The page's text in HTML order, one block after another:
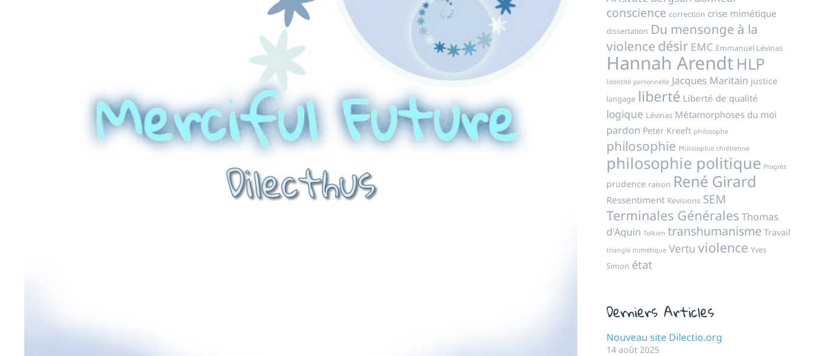
conscience correction crise mimétique
dissertation Du mensonge à la
violence désir EMC Emmanuel Lévinas
Hannah Arendt HLP
Identité personnelle Jacques Maritain justice
langage liberté Liberté de qualité
logique Lévinas Métamorphoses du moi
pardon Peter Kreeft philosophe
philosophie Philosophie chrétienne
philosophie politique Progrès
prudence raison René Girard
Ressentiment Révisions SEM
Terminales Générales Thomas
d'Aquin Tolkien transhumanisme Travail
triangle mimétique Vertu violence Yves
Simon état
Derniers Articles
Nouveau site Dilectio.org
14 août 2025